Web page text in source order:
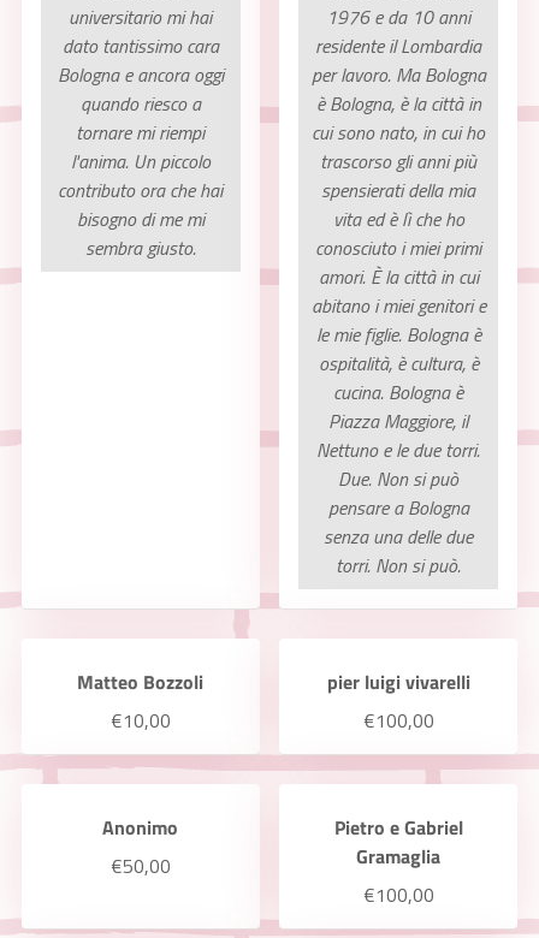
universitario mi hai
dato tantissimo cara
Bologna e ancora oggi
quando riesco a
tornare mi riempi
l'anima. Un piccolo
contributo ora che hai
bisogno di me mi
sembra giusto.
1976 e da 10 anni
residente il Lombardia
per lavoro. Ma Bologna
è Bologna, è la città in
cui sono nato, in cui ho
trascorso gli anni più
spensierati della mia
vita ed è lì che ho
conosciuto i miei primi
amori. È la città in cui
abitano i miei genitori e
le mie figlie. Bologna è
ospitalità, è cultura, è
cucina. Bologna è
Piazza Maggiore, il
Nettuno e le due torri.
Due. Non si può
pensare a Bologna
senza una delle due
torri. Non si può.
Matteo Bozzoli
€10,00
pier luigi vivarelli
€100,00
Anonimo
€50,00
Pietro e Gabriel
Gramaglia
€100,00